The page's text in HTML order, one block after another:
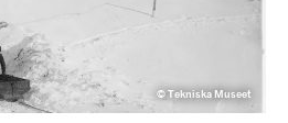
© Tekniska Museet